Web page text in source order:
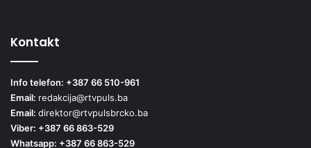
Kontakt
Info telefon: +387 66 510-961
Email: redakcija@rtvpuls.ba
Email: direktor@rtvpulsbrcko.ba
Viber: +387 66 863-529
Whatsapp: +387 66 863-529